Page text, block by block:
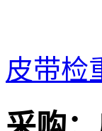
皮带检